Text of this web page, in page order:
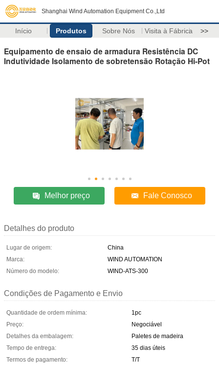
Shanghai Wind Automation Equipment Co.,Ltd
Início Produtos Sobre Nós Visita à Fábrica >>
Equipamento de ensaio de armadura Resistência DC
Indutividade Isolamento de sobretensão Rotação Hi-Pot
Melhor preço Fale Conosco
Detalhes do produto
Lugar de origem:
China
Marca:
WIND AUTOMATION
Número do modelo:
WIND-ATS-300
Condições de Pagamento e Envio
Quantidade de ordem mínima:
1pc
Preço:
Negociável
Detalhes da embalagem:
Paletes de madeira
Tempo de entrega:
35 dias úteis
Termos de pagamento:
T/T